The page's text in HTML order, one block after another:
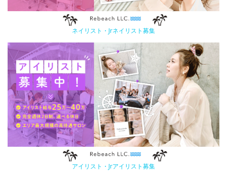
ネイリスト・Jrネイリスト募集
アイリスト・Jrアイリスト募集